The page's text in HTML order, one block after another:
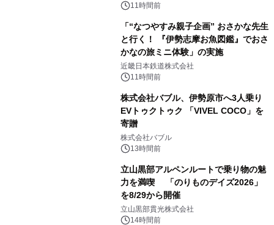
11時間前
「“なつやすみ親子企画” おさかな先生
と行く！ 『伊勢志摩お魚図鑑』でおさ
かなの旅ミニ体験」の実施
近畿日本鉄道株式会社
11時間前
株式会社バブル、伊勢原市へ3人乗り
EVトゥクトゥク 「VIVEL COCO」を
寄贈
株式会社バブル
13時間前
立山黒部アルペンルートで乗り物の魅
力を満喫 「のりものデイズ2026」
を8/29から開催
立山黒部貫光株式会社
14時間前